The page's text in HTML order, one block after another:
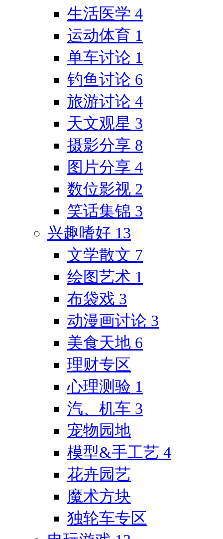
生活医学 4
运动体育 1
单车讨论 1
钓鱼讨论 6
旅游讨论 4
天文观星 3
摄影分享 8
图片分享 4
数位影视 2
笑话集锦 3
兴趣嗜好 13
文学散文 7
绘图艺术 1
布袋戏 3
动漫画讨论 3
美食天地 6
理财专区
心理测验 1
汽、机车 3
宠物园地
模型&手工艺 4
花卉园艺
魔术方块
独轮车专区